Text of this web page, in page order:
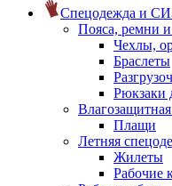
Спецодежда и
Пояса, ремни
Чехлы,
Браслеты
Рюкзаки
Плащи
Летняя
Жилеты
Рабочие